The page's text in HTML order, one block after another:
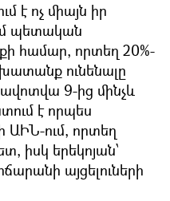
է ոչ միայն իր
պետական
համար, որտեղ 20%-
ունենալը
9-ից մինչև
է որպես
ԱԻՆ-ում, որտեղ
իսկ երեկոյան՝
այցելուների